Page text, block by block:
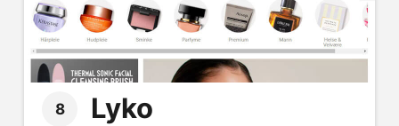
8 Lyko